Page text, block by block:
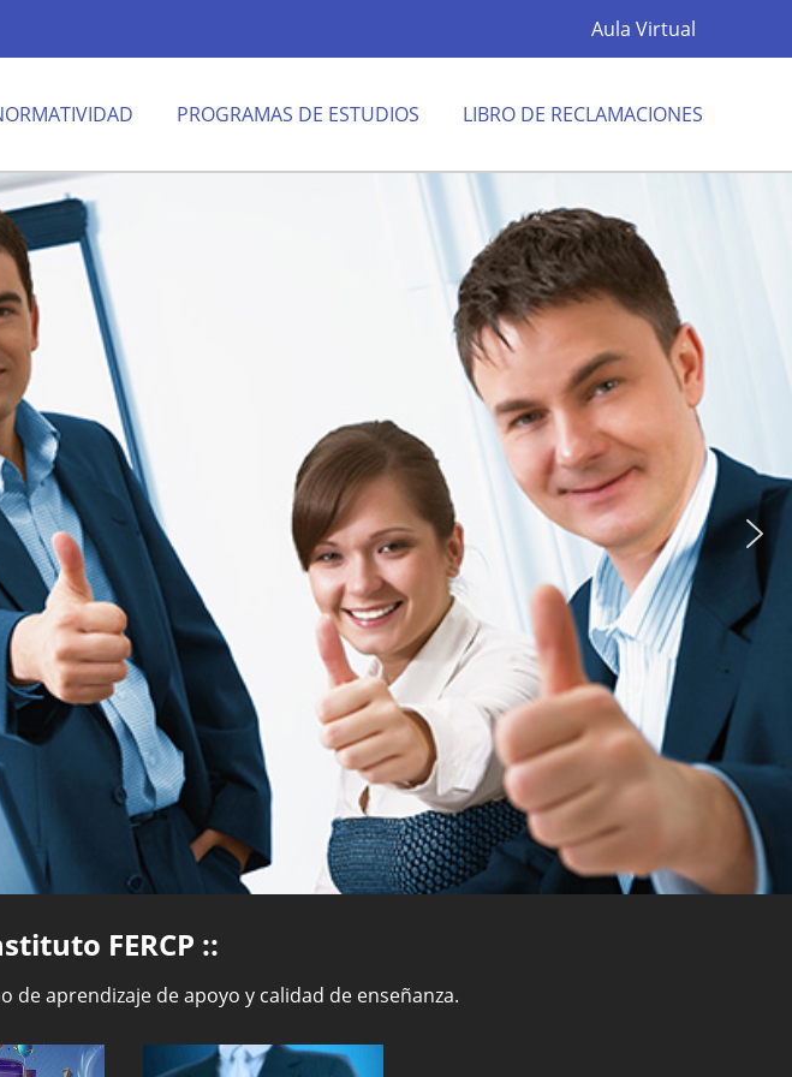
Aula Virtual
PROGRAMAS DE ESTUDIOS LIBRO DE RECLAMACIONES
FERCP ::
de aprendizaje de apoyo y calidad de enseñanza.